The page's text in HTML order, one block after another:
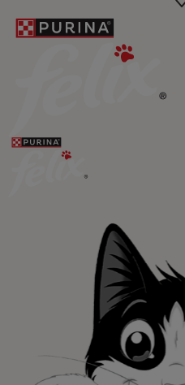
Promociones,
todas
¡No te lo pierdas,
Purina